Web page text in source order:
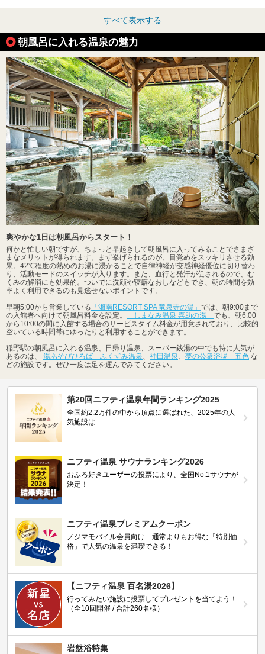
すべて表示する
朝風呂に入れる温泉の魅力
爽やかな1日は朝風呂からスタート！
何かと忙しい朝ですが、ちょっと早起きして朝風呂に入ってみることでさまざ
まなメリットが得られます。まず挙げられるのが、目覚めをスッキリさせる効
果。42℃程度の熱めのお湯に浸かることで自律神経が交感神経優位に切り替わ
り、活動モードのスイッチが入ります。また、血行と発汗が促されるので、む
くみの解消にも効果的。ついでに洗顔や寝癖なおしなどもでき、朝の時間を効
率よく利用できるのも見逃せないポイントです。
早朝5:00から営業している 「湘南RESORT SPA 竜泉寺の湯」 では、朝9:00まで
の入館者へ向けて朝風呂料金を設定。
「しまなみ温泉 喜助の湯」 でも、朝6:00
から10:00の間に入館する場合のサービスタイム料金が用意されており、比較的
空いている時間帯にゆったりと利用することができます。
稲野駅の朝風呂に入れる温泉、日帰り温泉、スーパー銭湯の中でも特に人気が
あるのは、 湯あそびひろば ふくずみ温泉、 神田温泉、 夢の公衆浴場 五色 な
どの施設です。ぜひ一度は足を運んでみてください。
第20回ニフティ温泉年間ランキング2025
全国約2.2万件の中から頂点に選ばれた、2025年の人
気施設は…
ニフティ温泉 サウナランキング2026
おふろ好きユーザーの投票により、全国No.1サウナが
決定！
ニフティ温泉プレミアムクーポン
ノジマモバイル会員向け 通常よりもお得な「特別価
格」で人気の温泉を満喫できる！
【ニフティ温泉 百名湯2026】
行ってみたい施設に投票してプレゼントを当てよう！
（全10回開催 / 合計260名様）
岩盤浴特集